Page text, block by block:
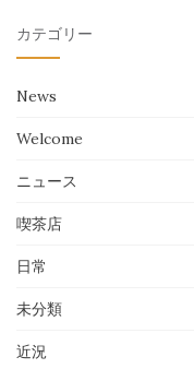
カテゴリー
News
Welcome
ニュース
喫茶店
日常
未分類
近況